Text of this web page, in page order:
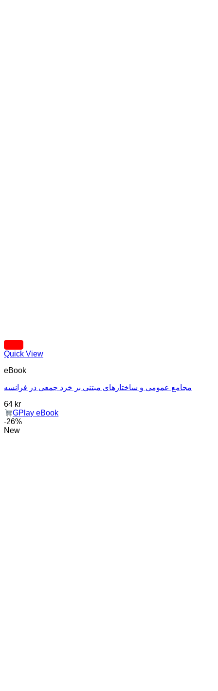
Quick View
eBook
مجامع عمومی و ساختارهای مبتنی بر خرد جمعی در فرانسه
64 kr
GPlay eBook
-26%
New